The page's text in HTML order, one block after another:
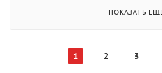
ПОКАЗАТЬ
1 2 3